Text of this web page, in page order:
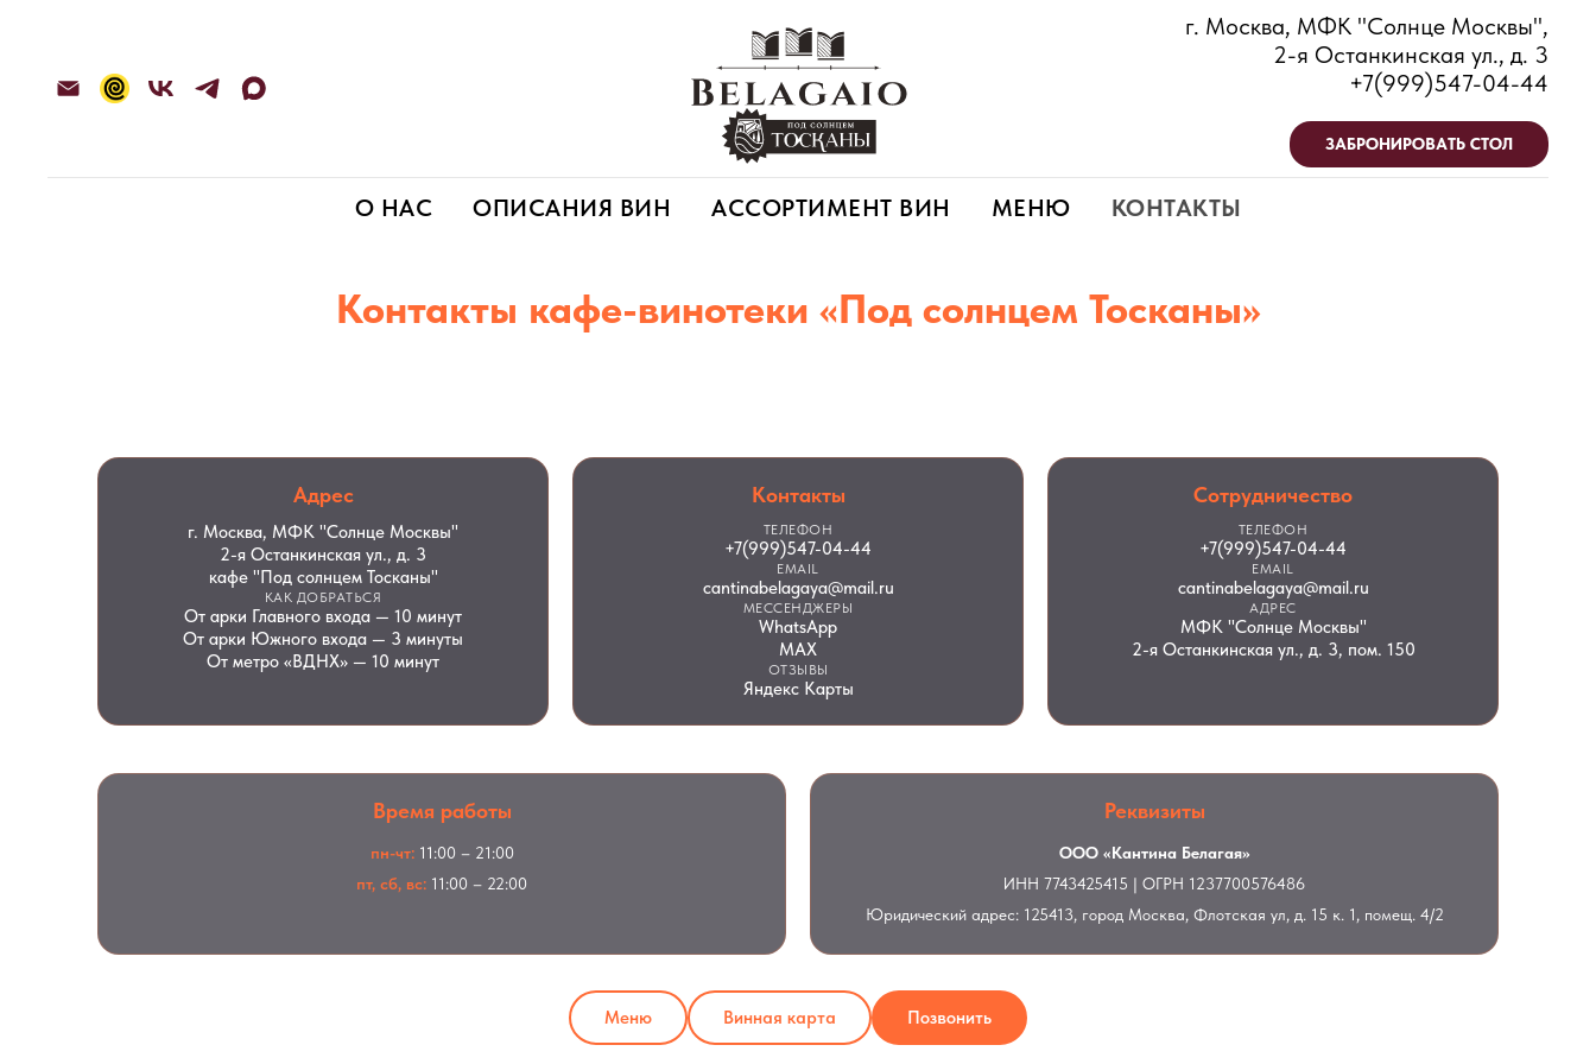
г. Москва, МФК "Солнце Москвы",
2-я Останкинская ул., д. 3
+7(999)547-04-44
ЗАБРОНИРОВАТЬ СТОЛ
О НАС ОПИСАНИЯ ВИН АССОРТИМЕНТ ВИН МЕНЮ КОНТАКТЫ
Контакты кафе-винотеки «Под солнцем Тосканы»
Адрес
г. Москва, МФК "Солнце Москвы"
2-я Останкинская ул., д. 3
кафе "Под солнцем Тосканы"
КАК ДОБРАТЬСЯ
От арки Главного входа — 10 минут
От арки Южного входа — 3 минуты
От метро «ВДНХ» — 10 минут
Контакты
ТЕЛЕФОН
+7(999)547-04-44
EMAIL
cantinabelagaya@mail.ru
МЕССЕНДЖЕРЫ
WhatsApp
MAX
ОТЗЫВЫ
Яндекс Карты
Сотрудничество
ТЕЛЕФОН
+7(999)547-04-44
EMAIL
cantinabelagaya@mail.ru
АДРЕС
МФК "Солнце Москвы"
2-я Останкинская ул., д. 3, пом. 150
Время работы
пн-чт:11:00 – 21:00
пт, сб, вс: 11:00 – 22:00
Реквизиты
ООО «Кантина Белагая»
ИНН 7743425415 | ОГРН 1237700576486
Юридический адрес: 125413, город Москва, Флотская ул, д. 15 к. 1, помещ. 4/2
Меню Винная карта Позвонить